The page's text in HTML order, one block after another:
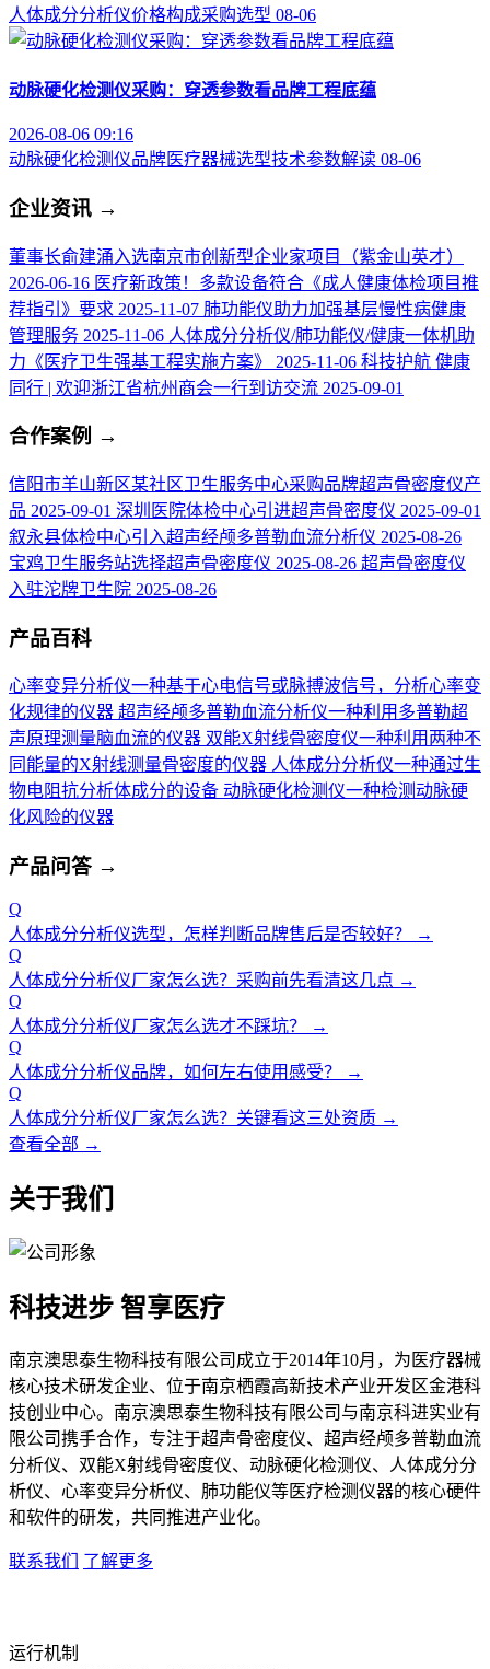
人体成分分析仪价格构成采购选型 08-06
动脉硬化检测仪采购：穿透参数看品牌工程底蕴
2026-08-06 09:16
动脉硬化检测仪品牌医疗器械选型技术参数解读 08-06
企业资讯 →
董事长俞建涌入选南京市创新型企业家项目（紫金山英才）
2026-06-16 医疗新政策！多款设备符合《成人健康体检项目推
荐指引》要求 2025-11-07 肺功能仪助力加强基层慢性病健康
管理服务 2025-11-06 人体成分分析仪/肺功能仪/健康一体机助
力《医疗卫生强基工程实施方案》
2025-11-06 科技护航 健康
同行 | 欢迎浙江省杭州商会一行到访交流 2025-09-01
合作案例 →
信阳市羊山新区某社区卫生服务中心采购品牌超声骨密度仪产
品 2025-09-01 深圳医院体检中心引进超声骨密度仪 2025-09-01
叙永县体检中心引入超声经颅多普勒血流分析仪 2025-08-26
宝鸡卫生服务站选择超声骨密度仪 2025-08-26 超声骨密度仪
入驻沱牌卫生院 2025-08-26
产品百科
心率变异分析仪一种基于心电信号或脉搏波信号，分析心率变
化规律的仪器 超声经颅多普勒血流分析仪一种利用多普勒超
声原理测量脑血流的仪器 双能X射线骨密度仪一种利用两种不
同能量的X射线测量骨密度的仪器 人体成分分析仪一种通过生
物电阻抗分析体成分的设备 动脉硬化检测仪一种检测动脉硬
化风险的仪器
产品问答 →
Q
人体成分分析仪选型，怎样判断品牌售后是否较好？
→
Q
人体成分分析仪厂家怎么选？采购前先看清这几点 →
Q
人体成分分析仪厂家怎么选才不踩坑？
→
Q
人体成分分析仪品牌，如何左右使用感受？
→
Q
人体成分分析仪厂家怎么选？关键看这三处资质 →
查看全部 →
关于我们
科技进步 智享医疗
南京澳思泰生物科技有限公司成立于2014年10月，为医疗器械
核心技术研发企业、位于南京栖霞高新技术产业开发区金港科
技创业中心。南京澳思泰生物科技有限公司与南京科进实业有
限公司携手合作，专注于超声骨密度仪、超声经颅多普勒血流
分析仪、双能X射线骨密度仪、动脉硬化检测仪、人体成分分
析仪、心率变异分析仪、肺功能仪等医疗检测仪器的核心硬件
和软件的研发，共同推进产业化。
联系我们 了解更多
运行机制